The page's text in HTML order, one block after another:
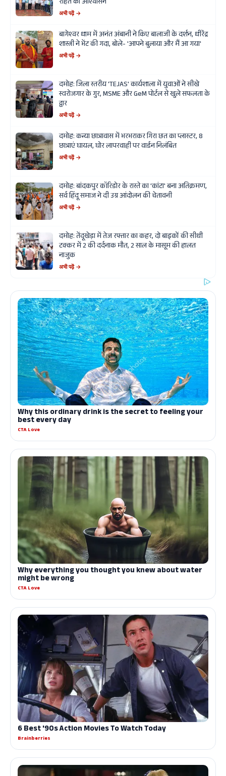
राहत का आश्वासन
अभी पढ़ें →
बागेश्वर धाम में अनंत अंबानी ने किए बालाजी के दर्शन, धीरेंद्र
शास्त्री ने भेंट की गदा, बोले- 'आपने बुलाया और मैं आ गया'
अभी पढ़ें →
दमोह: जिला स्तरीय 'TEJAS' कार्यशाला में युवाओं ने सीखे
स्वरोजगार के गुर, MSME और GeM पोर्टल से खुले सफलता के
द्वार
अभी पढ़ें →
दमोह: कन्या छात्रावास में भरभराकर गिरा छत का प्लास्टर, 8
छात्राएं घायल, घोर लापरवाही पर वार्डन निलंबित
अभी पढ़ें →
दमोह: बांदकपुर कॉरिडोर के रास्ते का 'कांटा' बना अतिक्रमण,
सर्व हिंदू समाज ने दी उग्र आंदोलन की चेतावनी
अभी पढ़ें →
दमोह: तेंदूखेड़ा में तेज रफ्तार का कहर, दो बाइकों की सीधी
टक्कर में 2 की दर्दनाक मौत, 2 साल के मासूम की हालत
नाजुक
अभी पढ़ें →